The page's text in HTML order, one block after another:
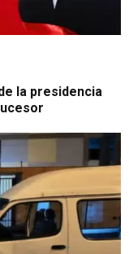
la presidencia